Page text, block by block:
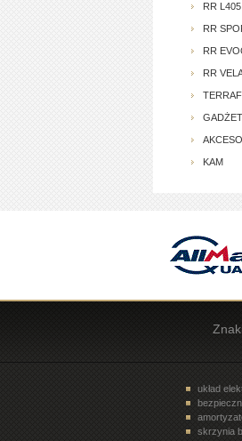
RR
RR
RR
RR
KAM
układ
skrzynia